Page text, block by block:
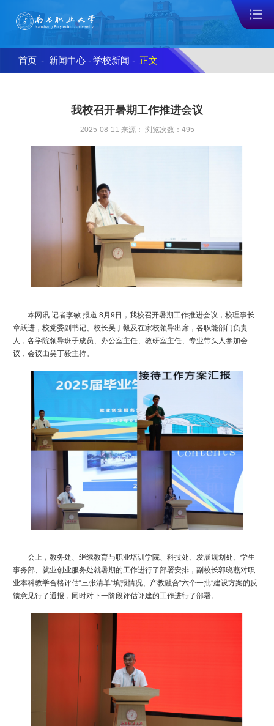
首页 - 新闻中心 - 学校新闻 - 正文
我校召开暑期工作推进会议
2025-08-11 来源： 浏览次数： 495
本网讯 记者李敏 报道 8月9日，我校召开暑期工作推进会议，校理事长
章跃进，校党委副书记、校长吴丁毅及在家校领导出席，各职能部门负责
人，各学院领导班子成员、办公室主任、教研室主任、专业带头人参加会
议，会议由吴丁毅主持。
会上，教务处、继续教育与职业培训学院、科技处、发展规划处、学生
事务部、就业创业服务处就暑期的工作进行了部署安排，副校长郭晓燕对职
业本科教学合格评估“三张清单”填报情况、产教融合“六个一批”建设方案的反
馈意见行了通报，同时对下一阶段评估评建的工作进行了部署。